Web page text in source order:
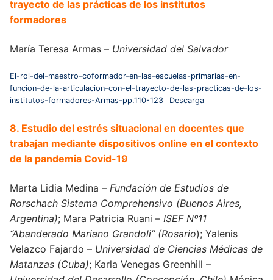
trayecto de las prácticas de los institutos
formadores
María Teresa Armas – Universidad del Salvador
El-rol-del-maestro-coformador-en-las-escuelas-primarias-en-
funcion-de-la-articulacion-con-el-trayecto-de-las-practicas-de-los-
institutos-formadores-Armas-pp.110-123
Descarga
8. Estudio del estrés situacional en docentes que
trabajan mediante dispositivos online en el contexto
de la pandemia Covid-19
Marta Lidia Medina – Fundación de Estudios de
Rorschach Sistema Comprehensivo (Buenos Aires,
Argentina); Mara Patricia Ruani – ISEF Nº11
“Abanderado Mariano Grandoli” (Rosario); Yalenis
Velazco Fajardo – Universidad de Ciencias Médicas de
Matanzas (Cuba); Karla Venegas Greenhill –